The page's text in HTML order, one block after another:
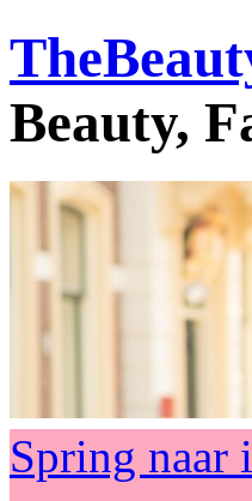
Beauty,
Spring naar